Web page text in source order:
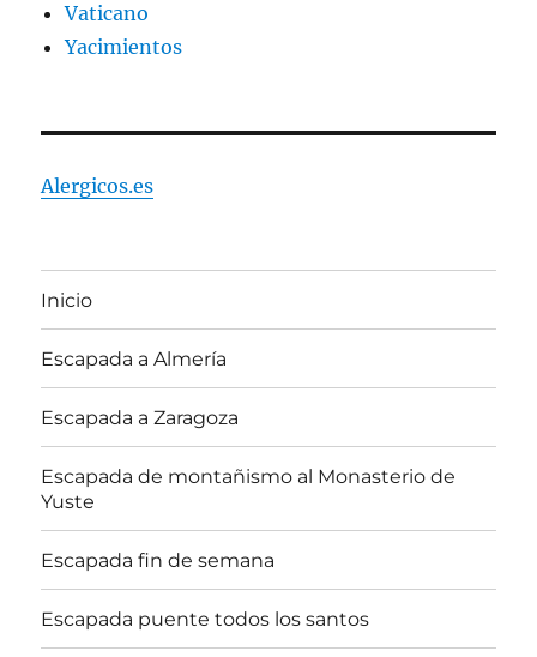
Vaticano
Yacimientos
Alergicos.es
Inicio
Escapada a Almería
Escapada a Zaragoza
Escapada de montañismo al Monasterio de
Yuste
Escapada fin de semana
Escapada puente todos los santos